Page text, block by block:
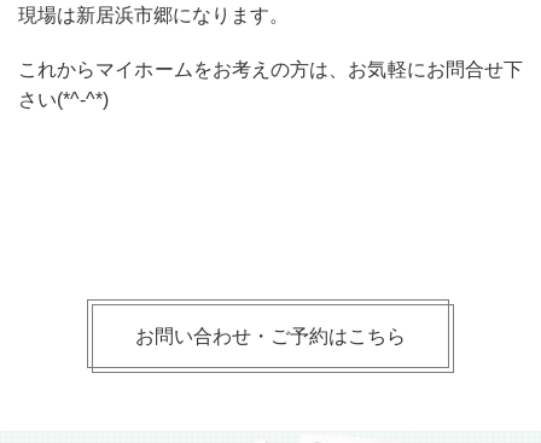
現場は新居浜市郷になります。
これからマイホームをお考えの方は、お気軽にお問合せ下
さい(*^-^*)
お問い合わせ・ご予約はこちら